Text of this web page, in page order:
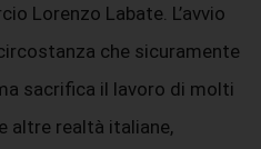
Lorenzo Labate. L’avvio
che sicuramente
sacrifica il lavoro di molti
altre realtà italiane,